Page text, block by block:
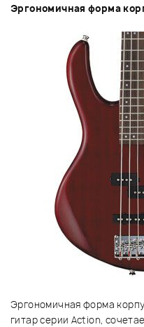
Эргономичная форма
Эргономичная форма
гитар серии Action,